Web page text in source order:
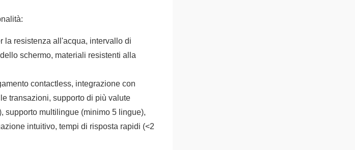
la resistenza all'acqua, intervallo di
schermo, materiali resistenti alla
contactless, integrazione con
transazioni, supporto di più valute
supporto multilingue (minimo 5 lingue),
intuitivo, tempi di risposta rapidi (<2